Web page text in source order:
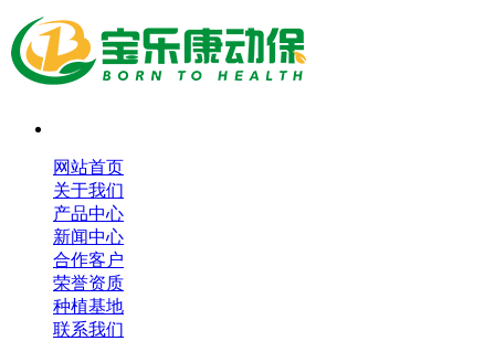
网站首页
关于我们
产品中心
新闻中心
合作客户
荣誉资质
种植基地
联系我们